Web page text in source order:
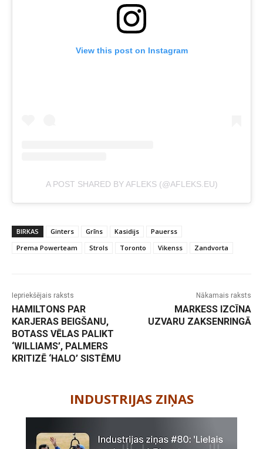
View this post on Instagram
A POST SHARED BY AFLEKS (@AFLEKS.EU)
BIRKAS Ginters Grīns Kasidijs
Pauerss
Prema Powerteam
Strols Toronto Vikenss Zandvorta
Iepriekšējais raksts
HAMILTONS PAR
KARJERAS BEIGŠANU,
BOTASS VĒLAS PALIKT
‘WILLIAMS’, PALMERS
KRITIZĒ ‘HALO’ SISTĒMU
Nākamais raksts
MARKESS IZCĪNA
UZVARU ZAKSENRINGĀ
INDUSTRIJAS ZIŅAS